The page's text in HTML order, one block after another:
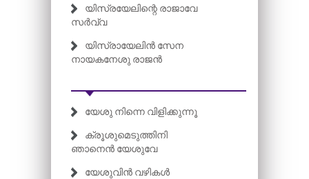
യിസ്രയേലിന്റെ രാജാവേ
സർവ്വ
യിസ്രായേലിൻ സേന
നായകനേശു രാജൻ
യേശു നിന്നെ വിളിക്കുന്നൂ
ക്രൂശുമെടുത്തിനി
ഞാനെൻ യേശുവേ
യേശുവിൻ വഴികൾ